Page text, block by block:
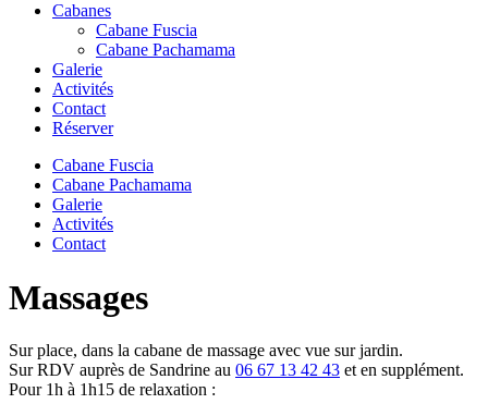
Cabanes
Cabane Fuscia
Cabane Pachamama
Galerie
Activités
Contact
Réserver
Cabane Fuscia
Cabane Pachamama
Galerie
Activités
Contact
Massages
Sur place, dans la cabane de massage avec vue sur jardin.
Sur RDV auprès de Sandrine au 06 67 13 42 43 et en supplément.
Pour 1h à 1h15 de relaxation :